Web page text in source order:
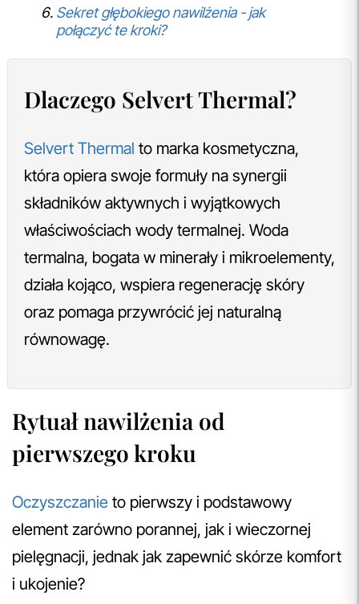
Sekret głębokiego nawilżenia - jak
połączyć te kroki?
Dlaczego Selvert Thermal?
Selvert Thermal to marka kosmetyczna,
która opiera swoje formuły na synergii
składników aktywnych i wyjątkowych
właściwościach wody termalnej. Woda
termalna, bogata w minerały i mikroelementy,
działa kojąco, wspiera regenerację skóry
oraz pomaga przywrócić jej naturalną
równowagę.
Rytuał nawilżenia od
pierwszego kroku
Oczyszczanie to pierwszy i podstawowy
element zarówno porannej, jak i wieczornej
pielęgnacji, jednak jak zapewnić skórze komfort
i ukojenie?